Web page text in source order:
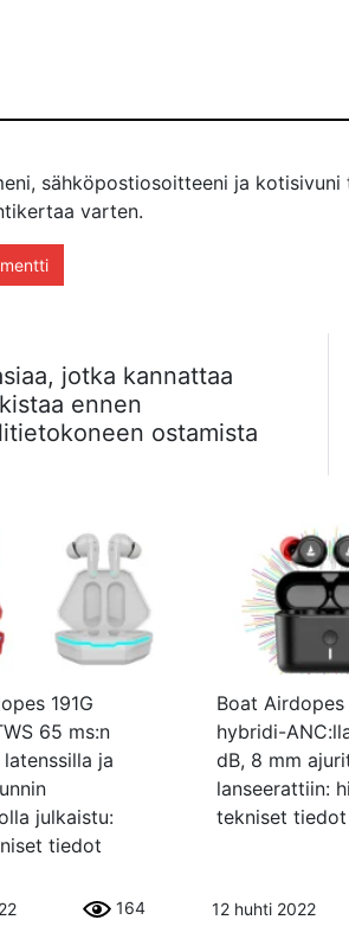
sähköpostiosoitteeni ja kotisivuni
varten.
jotka kannattaa
ennen
ostamista
191G
65 ms:n
ja
julkaistu:
tiedot
164
Boat
hybridi-
dB, 8 mm
lanseerattiin:
tekniset tiedot
12 huhti 2022